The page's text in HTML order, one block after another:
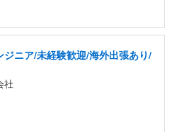
化バックレスト 30度ロッキング機
腰サポート 90度跳ね上げ式アーム
レスト ハンガー付き 高反発クッシ
気性メッシュ ゲーミング/勉強/事
コンチェア (ホワイト)
ンバーサポート付き 腰サポート ガ
）VA 非光沢 HDMI/DisplayP
ー内蔵 高さ調整 スイベル VESA対
ビジネス向け
Monitor 24” Essential ゲーミン
アイリスオーヤマ ペットシーツ
ド 100枚入 (x 1) (ケース販売)
ペットシーツ 超厚型 お徳用 レギ
Amazon.co.jp限定】
ジニア/未経験歓迎/海外出張あり/
社